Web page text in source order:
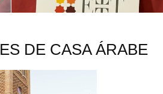
DE CASA ÁRABE